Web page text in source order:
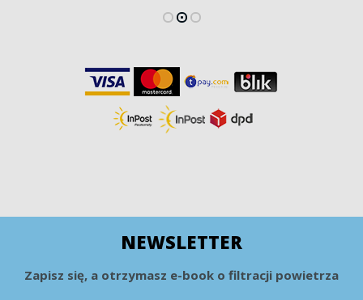
NEWSLETTER
Zapisz się, a otrzymasz e-book o filtracji powietrza